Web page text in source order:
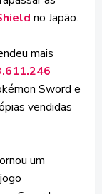
no Japão.
mais
Sword e
vendidas
um